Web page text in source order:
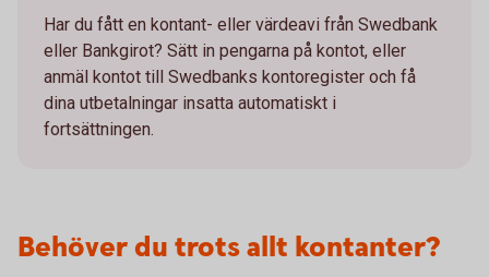
Har du fått en kontant- eller värdeavi från Swedbank
eller Bankgirot? Sätt in pengarna på kontot, eller
anmäl kontot till Swedbanks kontoregister och få
dina utbetalningar insatta automatiskt i
fortsättningen.
Behöver du trots allt kontanter?